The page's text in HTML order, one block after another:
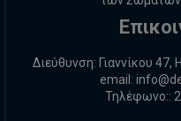
Διεύθυνση: Γιαννίκου 47,
email:
Τηλέφωνο::